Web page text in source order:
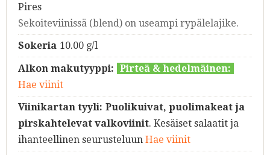
Pires
Sekoiteviinissä (blend) on useampi rypälelajike.
Sokeria 10.00 g/l
Alkon makutyyppi: Pirteä & hedelmäinen:
Hae viinit
Viinikartan tyyli: Puolikuivat, puolimakeat ja
pirskahtelevat valkoviinit. Kesäiset salaatit ja
ihanteellinen seurusteluun Hae viinit